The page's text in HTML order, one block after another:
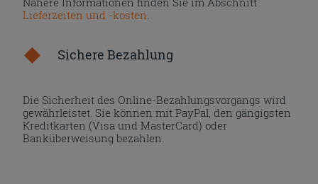
Lieferzeiten und -kosten
Sichere Bezahlung
Die Sicherheit des Online-Bezahlungsvorgangs wird
gewährleistet. Sie können mit PayPal, den gängigsten
Kreditkarten (Visa und MasterCard) oder
Banküberweisung bezahlen.